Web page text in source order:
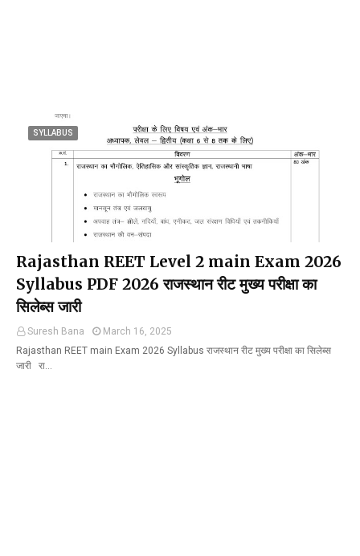
SYLLABUS
Rajasthan REET Level 2 main Exam 2026
Syllabus PDF 2026 राजस्थान रीट मुख्य परीक्षा का
सिलेब्स जारी
Suresh Bana
March 16, 2025
Rajasthan REET main Exam 2026 Syllabus राजस्थान रीट मुख्य परीक्षा का सिलेब्स
जारी रा…